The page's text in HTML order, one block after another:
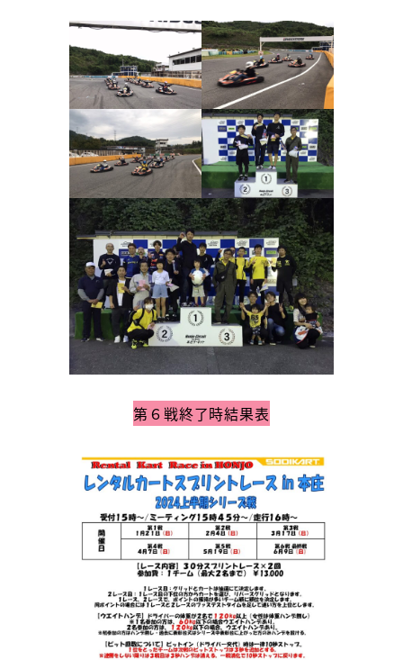
第６戦終了時結果表